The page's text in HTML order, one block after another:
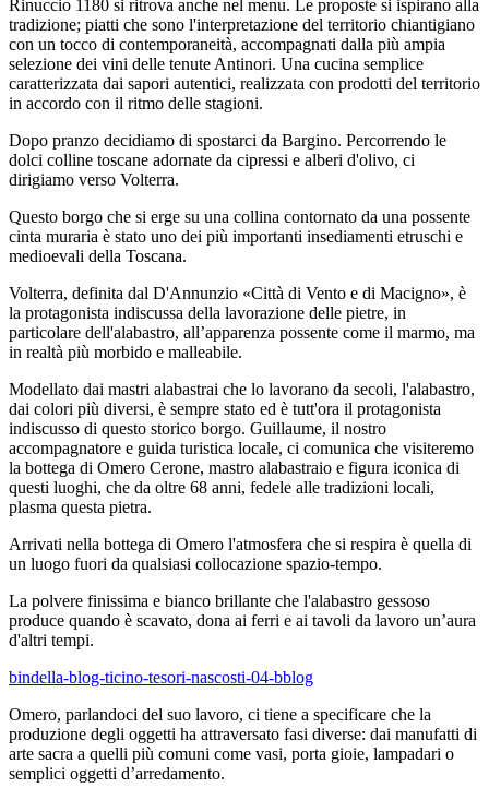
Rinuccio 1180 si ritrova anche nel menu. Le proposte si ispirano alla
tradizione; piatti che sono l'interpretazione del territorio chiantigiano
con un tocco di contemporaneità, accompagnati dalla più ampia
selezione dei vini delle tenute Antinori. Una cucina semplice
caratterizzata dai sapori autentici, realizzata con prodotti del territorio
in accordo con il ritmo delle stagioni.
Dopo pranzo decidiamo di spostarci da Bargino. Percorrendo le
dolci colline toscane adornate da cipressi e alberi d'olivo, ci
dirigiamo verso Volterra.
Questo borgo che si erge su una collina contornato da una possente
cinta muraria è stato uno dei più importanti insediamenti etruschi e
medioevali della Toscana.
Volterra, definita dal D'Annunzio «Città di Vento e di Macigno», è
la protagonista indiscussa della lavorazione delle pietre, in
particolare dell'alabastro, all’apparenza possente come il marmo, ma
in realtà più morbido e malleabile.
Modellato dai mastri alabastrai che lo lavorano da secoli, l'alabastro,
dai colori più diversi, è sempre stato ed è tutt'ora il protagonista
indiscusso di questo storico borgo. Guillaume, il nostro
accompagnatore e guida turistica locale, ci comunica che visiteremo
la bottega di Omero Cerone, mastro alabastraio e figura iconica di
questi luoghi, che da oltre 68 anni, fedele alle tradizioni locali,
plasma questa pietra.
Arrivati nella bottega di Omero l'atmosfera che si respira è quella di
un luogo fuori da qualsiasi collocazione spazio-tempo.
La polvere finissima e bianco brillante che l'alabastro gessoso
produce quando è scavato, dona ai ferri e ai tavoli da lavoro un’aura
d'altri tempi.
bindella-blog-ticino-tesori-nascosti-04-bblog
Omero, parlandoci del suo lavoro, ci tiene a specificare che la
produzione degli oggetti ha attraversato fasi diverse: dai manufatti di
arte sacra a quelli più comuni come vasi, porta gioie, lampadari o
semplici oggetti d’arredamento.